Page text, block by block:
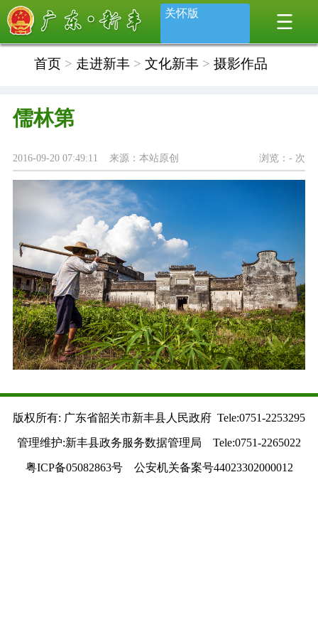
关怀版
首页> 走进新丰> 文化新丰> 摄影作品
儒林第
浏览：- 次
2016-09-20 07:49:11 来源：本站原创
版权所有: 广东省韶关市新丰县人民政府 Tele:0751-2253295
管理维护:新丰县政务服务数据管理局 Tele:0751-2265022
粤ICP备05082863号 公安机关备案号44023302000012